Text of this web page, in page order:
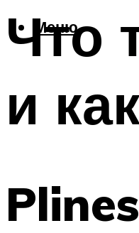
Меню
Что
и